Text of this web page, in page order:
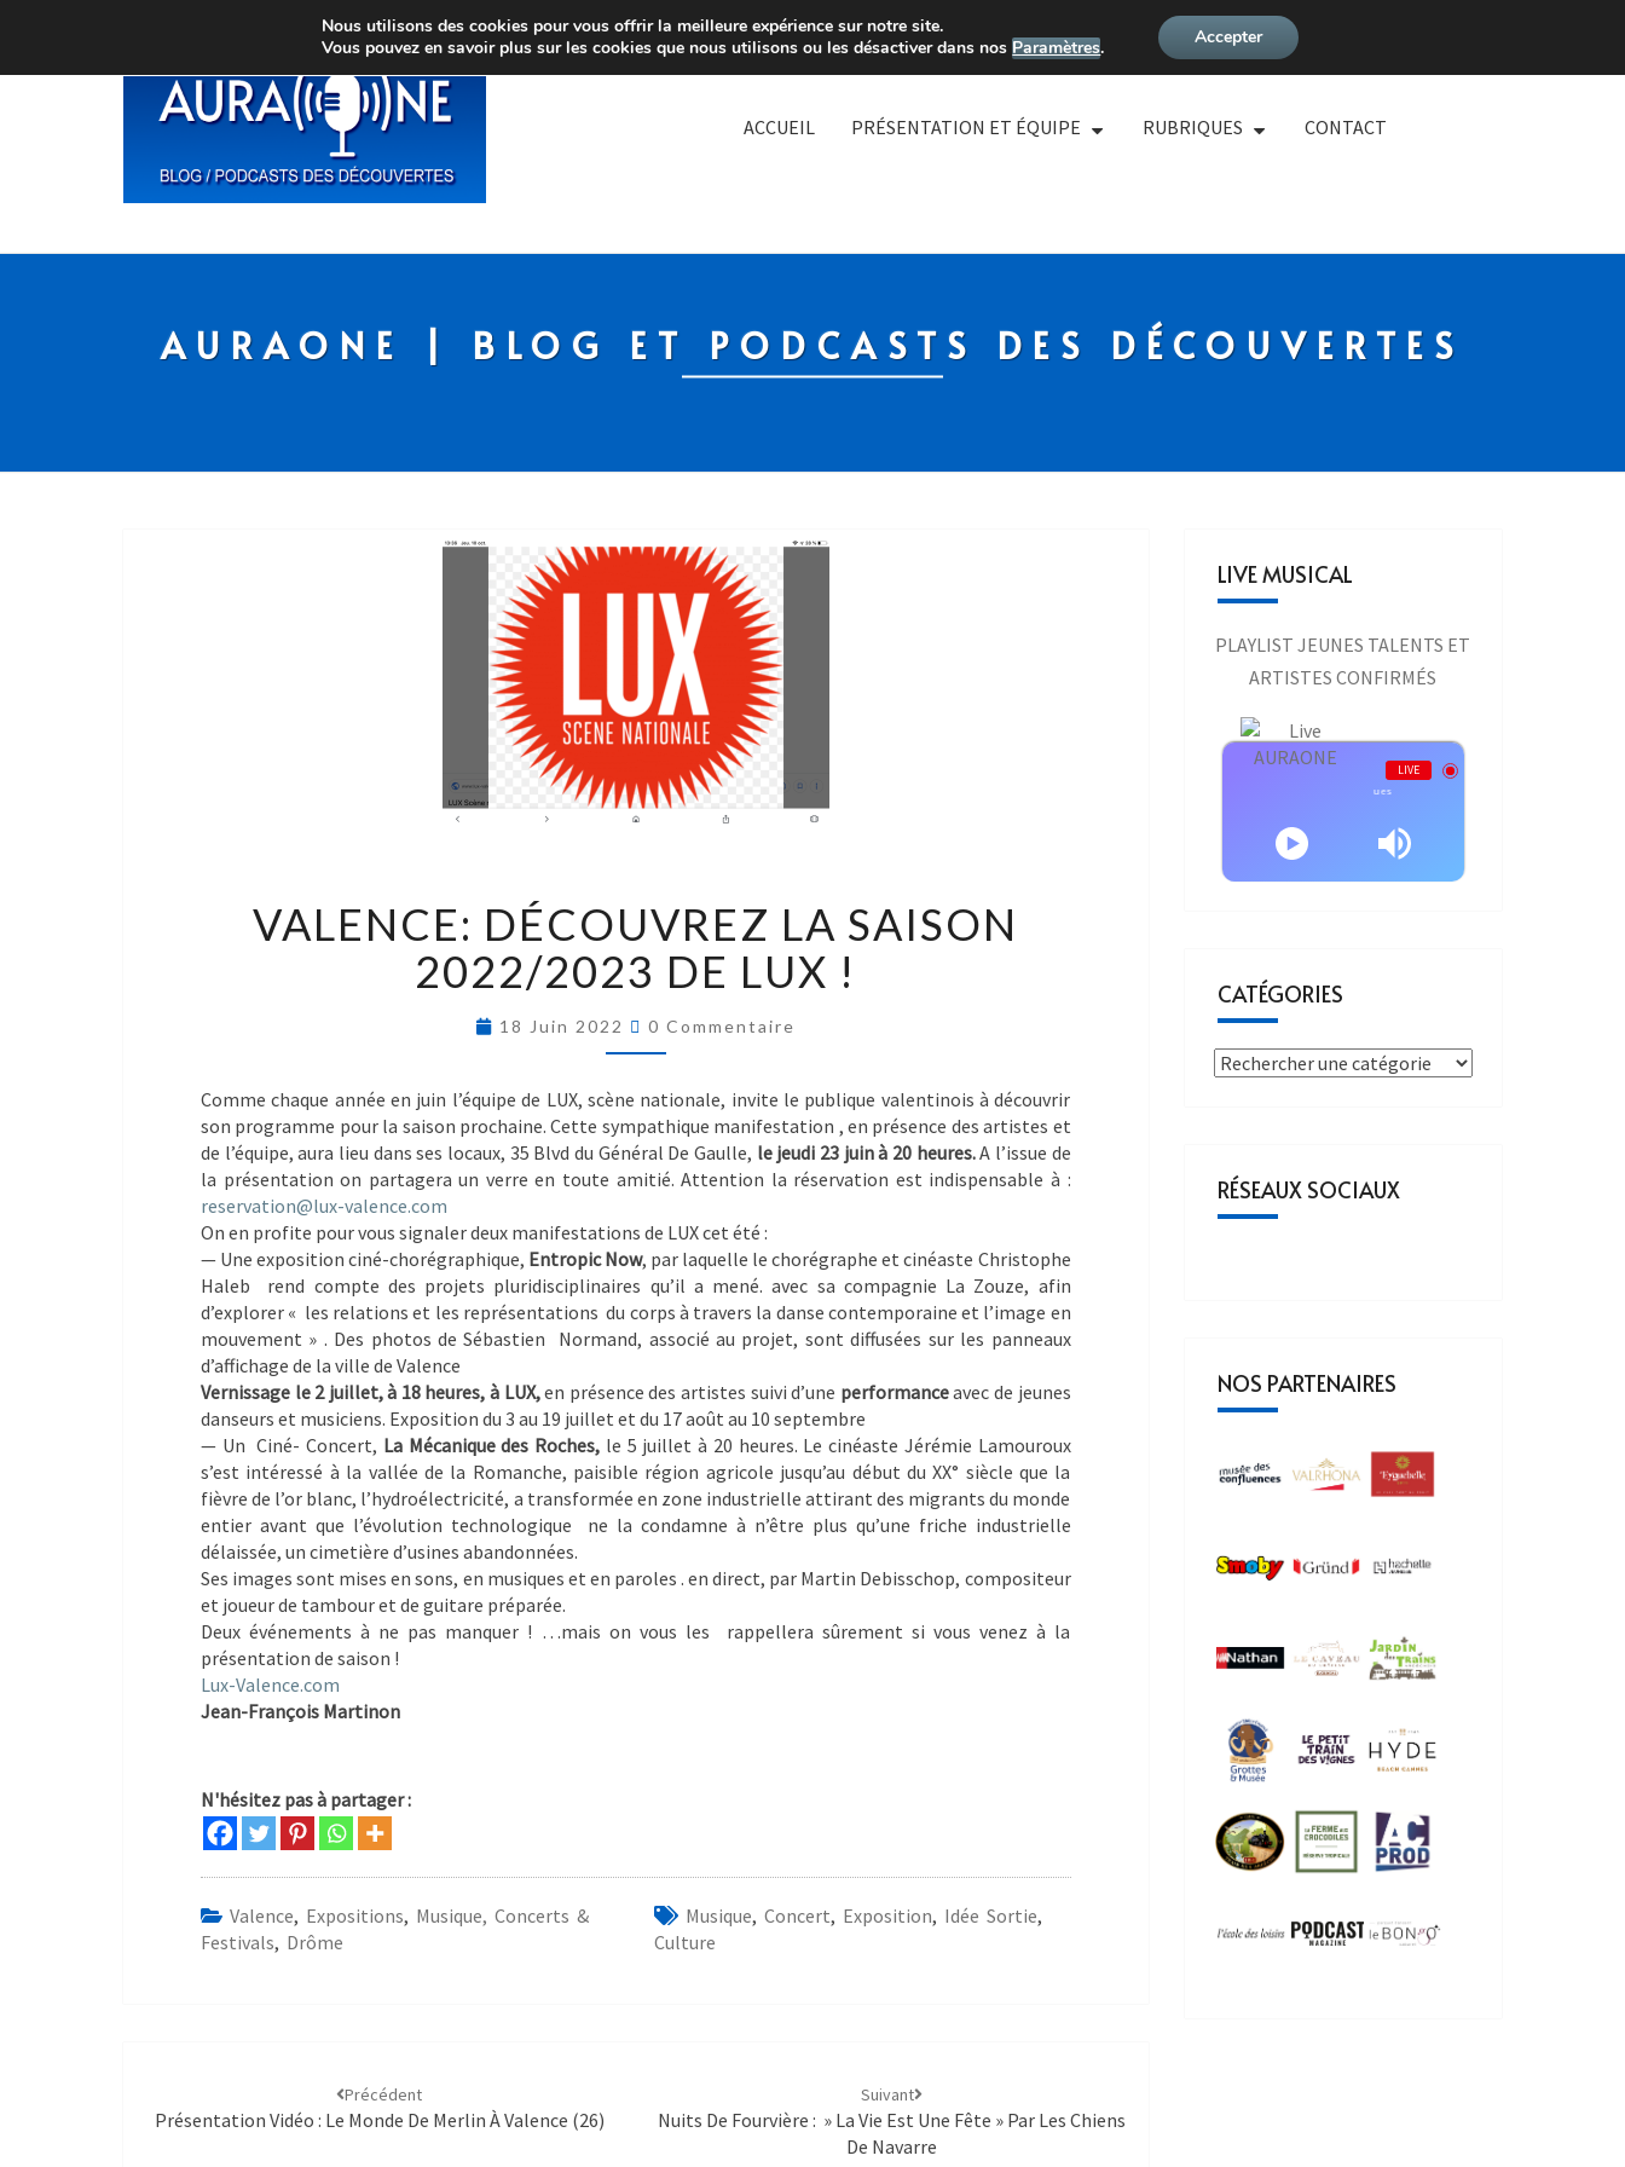
ACCUEIL PRÉSENTATION ET ÉQUIPE RUBRIQUES CONTACT
AURAONE | BLOG ET PODCASTS DES DÉCOUVERTES
VALENCE: DÉCOUVREZ LA SAISON
2022/2023 DE LUX !
18 Juin 2022 0 Commentaire
Comme chaque année en juin l’équipe de LUX, scène nationale, invite le publique valentinois à découvrir
son programme pour la saison prochaine. Cette sympathique manifestation , en présence des artistes et
de l’équipe, aura lieu dans ses locaux, 35 Blvd du Général De Gaulle, le jeudi 23 juin à 20 heures.A l’issue de
la présentation on partagera un verre en toute amitié. Attention la réservation est indispensable à :
reservation@lux-valence.com
On en profite pour vous signaler deux manifestations de LUX cet été :
— Une exposition ciné-chorégraphique, Entropic Now, par laquelle le chorégraphe et cinéaste Christophe
Haleb rend compte des projets pluridisciplinaires qu’il a mené. avec sa compagnie La Zouze, afin
d’explorer « les relations et les représentations du corps à travers la danse contemporaine et l’image en
mouvement » . Des photos de Sébastien Normand, associé au projet, sont diffusées sur les panneaux
d’affichage de la ville de Valence
Vernissage le 2 juillet, à 18 heures, à LUX,en présence des artistes suivi d’une performanceavec de jeunes
danseurs et musiciens. Exposition du 3 au 19 juillet et du 17 août au 10 septembre
— Un Ciné- Concert, La Mécanique des Roches, le 5 juillet à 20 heures. Le cinéaste Jérémie Lamouroux
s’est intéressé à la vallée de la Romanche, paisible région agricole jusqu’au début du XX° siècle que la
fièvre de l’or blanc, l’hydroélectricité, a transformée en zone industrielle attirant des migrants du monde
entier avant que l’évolution technologique ne la condamne à n’être plus qu’une friche industrielle
délaissée, un cimetière d’usines abandonnées.
Ses images sont mises en sons, en musiques et en paroles . en direct, par Martin Debisschop, compositeur
et joueur de tambour et de guitare préparée.
Deux événements à ne pas manquer ! …mais on vous les rappellera sûrement si vous venez à la
présentation de saison !
Lux-Valence.com
Jean-François Martinon
N'hésitez pas à partager :
Valence, Expositions, Musique, Concerts &
Festivals, Drôme
Musique, Concert, Exposition, Idée Sortie,
Culture
Précédent
Présentation Vidéo : Le Monde De Merlin À Valence (26)
Suivant
Nuits De Fourvière : » La Vie Est Une Fête » Par Les Chiens
De Navarre
LIVE MUSICAL
PLAYLIST JEUNES TALENTS ET
ARTISTES CONFIRMÉS
Live AURAONE
LIVE
Bernard Lavilliers - Bernard Lavilliers - Causes Perdues
CATÉGORIES
RÉSEAUX SOCIAUX
NOS PARTENAIRES
Nous utilisons des cookies pour vous offrir la meilleure expérience sur notre site.
Vous pouvez en savoir plus sur les cookies que nous utilisons ou les désactiver dans nosParamètres. Accepter